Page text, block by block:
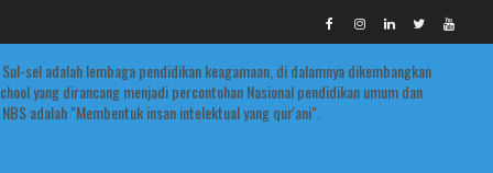
sel adalah lembaga pendidikan keagamaan, di dalamnya dikembangkan
yang dirancang menjadi percontohan Nasional pendidikan umum dan
adalah "Membentuk insan intelektual yang qur'ani".